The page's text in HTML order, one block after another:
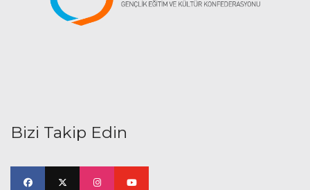
Bizi Takip Edin